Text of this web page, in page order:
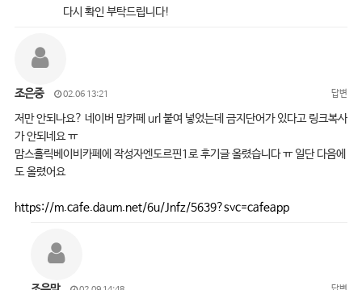
다시 확인 부탁드립니다!
조은중 02.06 13:21 답변
저만 안되나요? 네이버 맘카페 url 붙여 넣었는데 금지단어가 있다고 링크복사
가 안되네요 ㅠ
맘스홀릭베이비카페에 작성자엔도르핀1로 후기글 올렸습니다 ㅠ 일단 다음에
도 올렸어요
https://m.cafe.daum.net/6u/Jnfz/5639?svc=cafeapp